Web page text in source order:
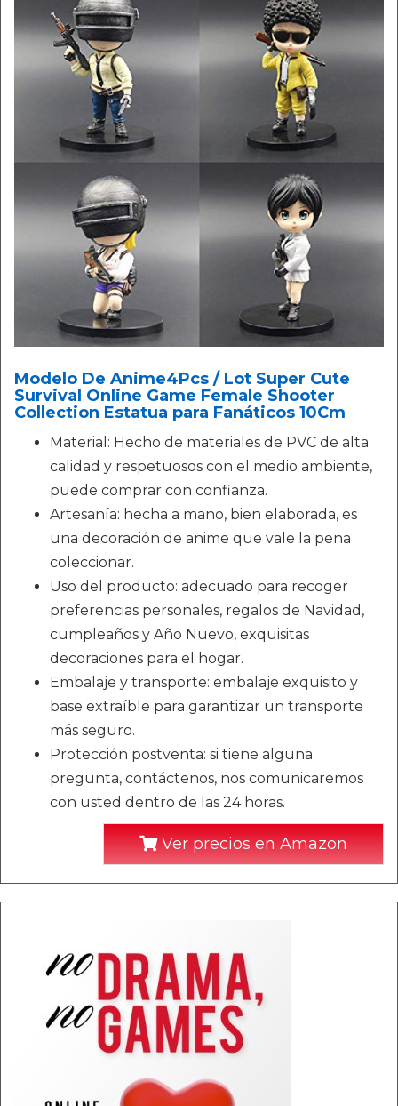
Modelo De Anime4Pcs / Lot Super Cute
Survival Online Game Female Shooter
Collection Estatua para Fanáticos 10Cm
Material: Hecho de materiales de PVC de alta
calidad y respetuosos con el medio ambiente,
puede comprar con confianza.
Artesanía: hecha a mano, bien elaborada, es
una decoración de anime que vale la pena
coleccionar.
Uso del producto: adecuado para recoger
preferencias personales, regalos de Navidad,
cumpleaños y Año Nuevo, exquisitas
decoraciones para el hogar.
Embalaje y transporte: embalaje exquisito y
base extraíble para garantizar un transporte
más seguro.
Protección postventa: si tiene alguna
pregunta, contáctenos, nos comunicaremos
con usted dentro de las 24 horas.
Ver precios en Amazon